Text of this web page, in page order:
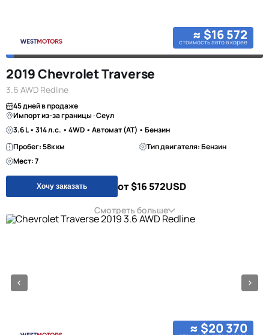
≈ $16 572
стоимость авто в корее
2019 Chevrolet Traverse
3.6 AWD Redline
45 дней в продаже
Импорт из-за границы · Сеул
3.6 L • 314 л.с. • 4WD • Автомат (AT) • Бензин
Пробег: 58к км
Тип двигателя: Бензин
Мест: 7
Хочу заказать от $16 572USD
Смотреть больше
≈ $20 370